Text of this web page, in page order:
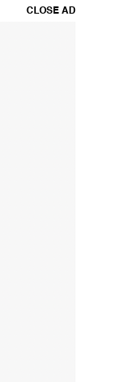
CLOSE AD